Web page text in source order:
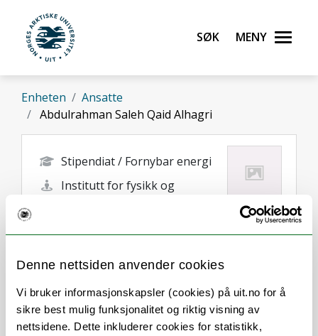
Denne nettsiden anvender cookies
Vi bruker informasjonskapsler (cookies) på uit.no for å
sikre best mulig funksjonalitet og riktig visning av
nettsidene. Dette inkluderer cookies for statistikk,
Gå til hovedinnhold
UiT Norges arktiske universitet
Søk Meny
Enheten
Ansatte
Abdulrahman Saleh Qaid Alhagri
Stipendiat / Fornybar energi
Institutt for fysikk og